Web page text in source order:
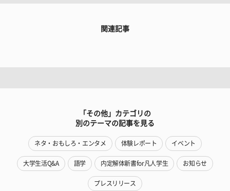
関連記事
「その他」カテゴリの
別のテーマの記事を見る
ネタ・おもしろ・エンタメ 体験レポート イベント
大学生活Q&A 語学 内定解体新書for凡人学生 お知らせ
プレスリリース